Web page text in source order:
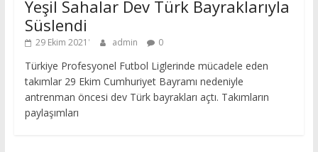
Yeşil Sahalar Dev Türk Bayraklarıyla
Süslendi
29 Ekim 2021 admin 0
Türkiye Profesyonel Futbol Liglerinde mücadele eden
takımlar 29 Ekim Cumhuriyet Bayramı nedeniyle
antrenman öncesi dev Türk bayrakları açtı. Takımların
paylaşımları